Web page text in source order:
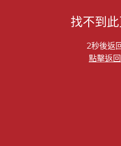
找不到此
2秒後返
點擊返